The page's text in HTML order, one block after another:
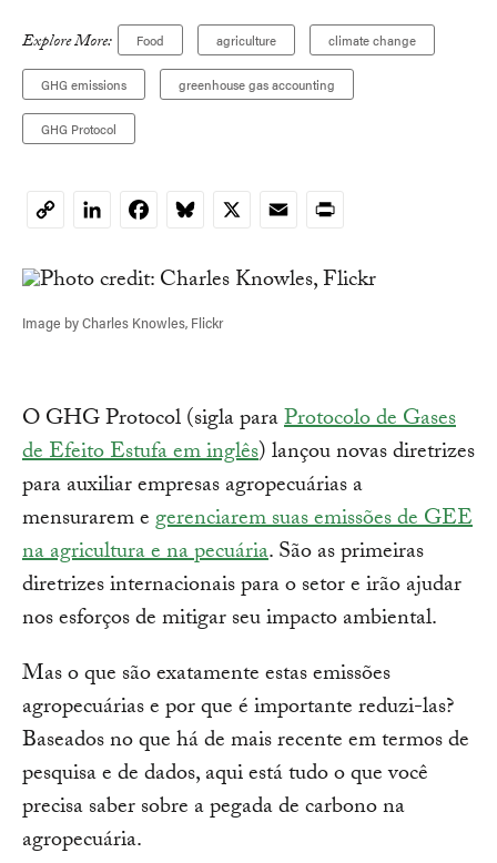
Explore More: Food agriculture climate change
GHG emissions greenhouse gas accounting
GHG Protocol
CopyLinkedInFacebookBluesky
X EmailPrint
Image by Charles Knowles, Flickr
O GHG Protocol (sigla paraProtocolo de Gases
de Efeito Estufa em inglês) lançou novas diretrizes
para auxiliar empresas agropecuárias a
mensurarem egerenciarem suas emissões de GEE
na agricultura e na pecuária. São as primeiras
diretrizes internacionais para o setor e irão ajudar
nos esforços de mitigar seu impacto ambiental.
Mas o que são exatamente estas emissões
agropecuárias e por que é importante reduzi-las?
Baseados no que há de mais recente em termos de
pesquisa e de dados, aqui está tudo o que você
precisa saber sobre a pegada de carbono na
agropecuária.